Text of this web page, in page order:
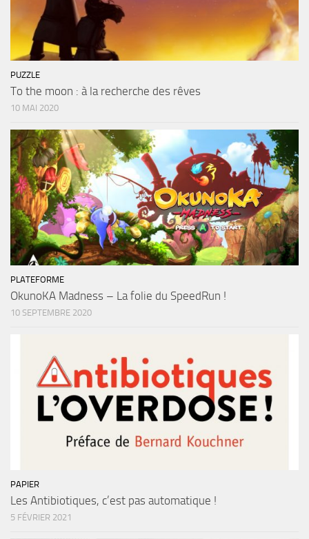
PUZZLE
To the moon : à la recherche des rêves
10 MAI 2020
PLATEFORME
OkunoKA Madness – La folie du SpeedRun !
10 SEPTEMBRE 2020
PAPIER
Les Antibiotiques, c’est pas automatique !
5 FÉVRIER 2021